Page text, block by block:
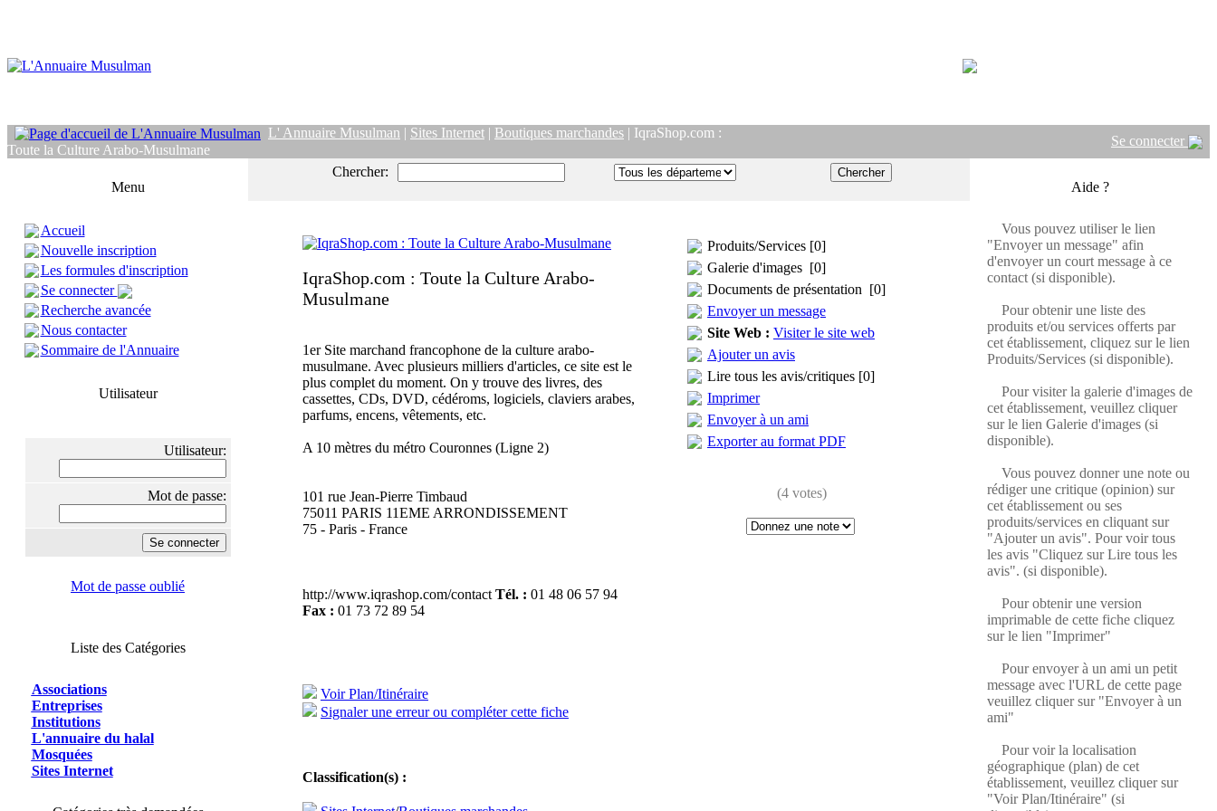
L' Annuaire Musulman | Sites Internet | Boutiques marchandes | IqraShop.com :
Toute la Culture Arabo-Musulmane
Se connecter
Menu
Accueil
Nouvelle inscription
Les formules d'inscription
Se connecter
Recherche avancée
Nous contacter
Sommaire de l'Annuaire
Utilisateur
Utilisateur:
Mot de passe:
Mot de passe oublié
Liste des Catégories
Associations
Entreprises
Institutions
L'annuaire du halal
Mosquées
Sites Internet
Chercher:
IqraShop.com : Toute la Culture Arabo-
Musulmane
1er Site marchand francophone de la culture arabo-
musulmane. Avec plusieurs milliers d'articles, ce site est le
plus complet du moment. On y trouve des livres, des
cassettes, CDs, DVD, cédéroms, logiciels, claviers arabes,
parfums, encens, vêtements, etc.
A 10 mètres du métro Couronnes (Ligne 2)
101 rue Jean-Pierre Timbaud
75011 PARIS 11EME ARRONDISSEMENT
75 - Paris - France
http://www.iqrashop.com/contact Tél. : 01 48 06 57 94
Fax : 01 73 72 89 54
Voir Plan/Itinéraire
Signaler une erreur ou compléter cette fiche
Classification(s) :
Produits/Services [0]
Galerie d'images [0]
Documents de présentation [0]
Envoyer un message
Site Web : Visiter le site web
Ajouter un avis
Lire tous les avis/critiques [0]
Imprimer
Envoyer à un ami
Exporter au format PDF
(4 votes)
Aide ?
Vous pouvez utiliser le lien
"Envoyer un message" afin
d'envoyer un court message à ce
contact (si disponible).
Pour obtenir une liste des
produits et/ou services offerts par
cet établissement, cliquez sur le lien
Produits/Services (si disponible).
Pour visiter la galerie d'images de
cet établissement, veuillez cliquer
sur le lien Galerie d'images (si
disponible).
Vous pouvez donner une note ou
rédiger une critique (opinion) sur
cet établissement ou ses
produits/services en cliquant sur
"Ajouter un avis". Pour voir tous
les avis "Cliquez sur Lire tous les
avis". (si disponible).
Pour obtenir une version
imprimable de cette fiche cliquez
sur le lien "Imprimer"
Pour envoyer à un ami un petit
message avec l'URL de cette page
veuillez cliquer sur "Envoyer à un
ami"
Pour voir la localisation
géographique (plan) de cet
établissement, veuillez cliquer sur
"Voir Plan/Itinéraire" (si